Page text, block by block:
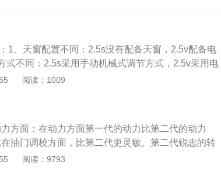
1、天窗配置不同：2.5s没有配备天窗，2.5v配备电
式不同：2.5s采用手动机械式调节方式，2.5v采用电
式不同：2.5s采用空调暖风系统取暖，2.5v配备空调
高。5、2.5v增加了后车窗私密玻璃的设置，大型车
板，真皮方向盘，还配置了7个安全气囊和一件是
置内置程序2.5s都没有。
阅读：1009
方面：在动力方面第一代的动力比第二代的动力
油门调校方面，比第二代更灵敏。第二代锐志的转
是2013款尊锐导航版锐志相关内容的介绍：车身尺
阅读：9793